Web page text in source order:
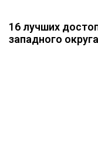
16 лучших
западного